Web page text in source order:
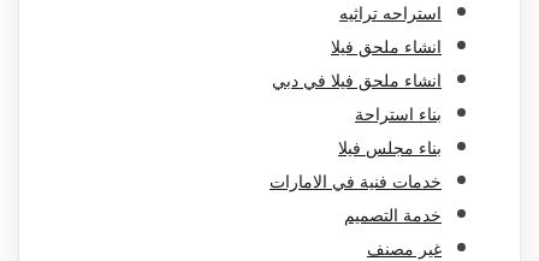
استراحه تراثيه
انشاء ملحق فيلا
انشاء ملحق فيلا في دبي
بناء استراحة
بناء مجلس فيلا
خدمات فنية في الامارات
خدمة التصميم
غير مصنف